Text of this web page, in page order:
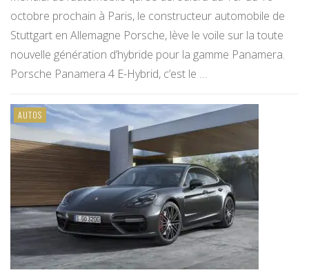
octobre prochain à Paris, le constructeur automobile de
Stuttgart en Allemagne Porsche, lève le voile sur la toute
nouvelle génération d’hybride pour la gamme Panamera.
Porsche Panamera 4 E-Hybrid, c’est le …
AUTOS